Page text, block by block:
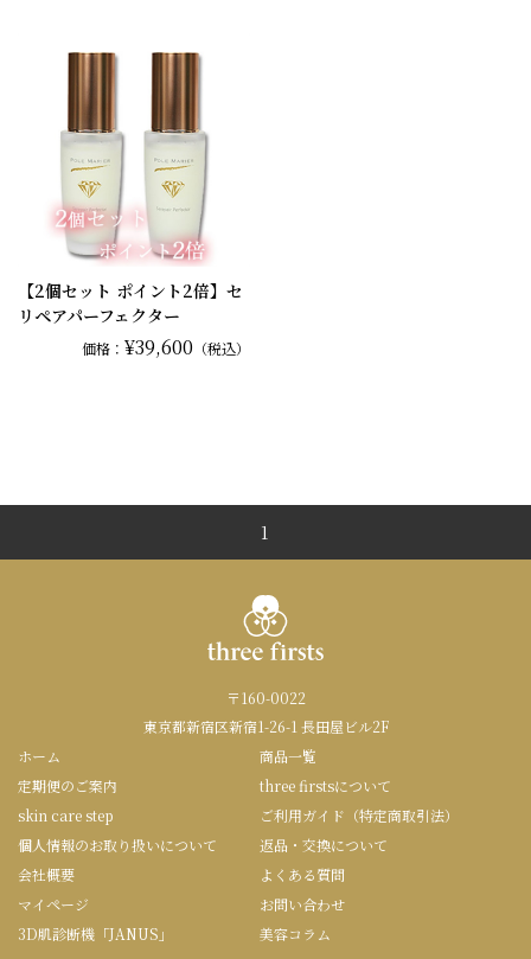
【2個セット ポイント2倍】セ
リペアパーフェクター
価格：¥39,600 （税込）
1
〒160-0022
東京都新宿区新宿1-26-1 長田屋ビル2F
ホーム
商品一覧
定期便のご案内
three firstsについて
skin care step
ご利用ガイド（特定商取引法）
個人情報のお取り扱いについて
返品・交換について
会社概要
よくある質問
マイページ
お問い合わせ
3D肌診断機「JANUS」
美容コラム